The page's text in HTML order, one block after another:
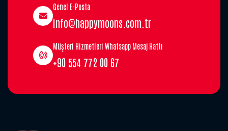
Genel E-Posta
info@happymoons.com.tr
Müşteri Hizmetleri Whatsapp Mesaj Hattı
+90 554 772 00 67